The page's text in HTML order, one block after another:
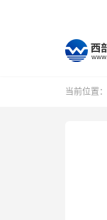
当前位置：